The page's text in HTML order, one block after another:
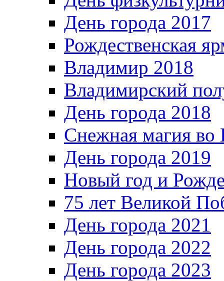
День города 2017
Рождественская
Владимир 2018
Владимирский
День города 2018
Снежная магия во
День города 2019
Новый год и
75 лет Великой
День города 2021
День города 2022
День города 2023